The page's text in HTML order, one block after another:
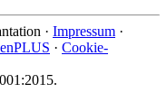
· Impressum ·
· Cookie-